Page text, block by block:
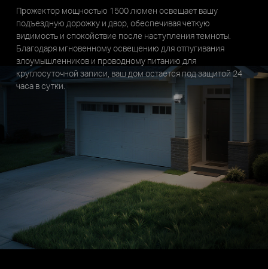
Прожектор мощностью 1500 люмен освещает вашу
подъездную дорожку и двор, обеспечивая четкую
видимость и спокойствие после наступления темноты.
Благодаря мгновенному освещению для отпугивания
злоумышленников и проводному питанию для
круглосуточной записи, ваш дом остается под защитой 24
часа в сутки.